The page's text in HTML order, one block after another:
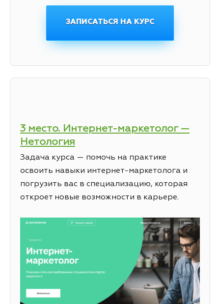
ЗАПИСАТЬСЯ НА КУРС
3 место. Интернет-маркетолог —
Нетология
Задача курса — помочь на практике
освоить навыки интернет-маркетолога и
погрузить вас в специализацию, которая
откроет новые возможности в карьере.